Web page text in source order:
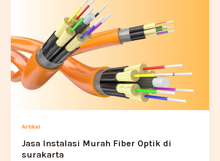
Artikel
Jasa Instalasi Murah Fiber Optik di
surakarta